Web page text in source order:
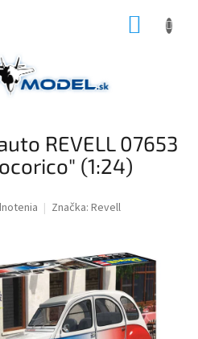
REVELL 07653
(1:24)
Značka: Revell